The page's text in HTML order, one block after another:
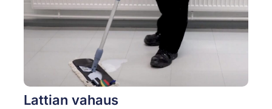
Lattian vahaus